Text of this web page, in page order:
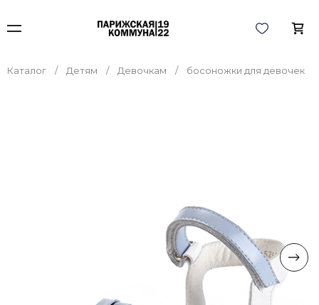
Каталог Детям Девочкам босоножки для девочек